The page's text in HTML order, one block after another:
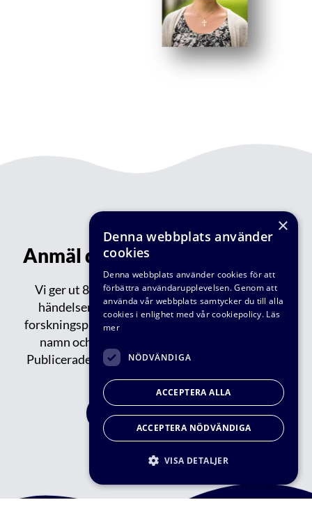
Anmäl dig till vårt nyhetsbrev!
Vi ger ut 8-9 nyhetsbrev varje år med aktuella
händelser inom VA-teknik Södra: reportage,
forskningsprojekt, publikationer, events, nytt om
namn och tips om spännande saker på gång.
Publicerade/tidigare nyhetsbrev kan du läsa
FÅ VÅRT NYHETBREV
×
Denna webbplats använder
cookies
Denna webbplats använder cookies för att
förbättra användarupplevelsen. Genom att
använda vår webbplats samtycker du till alla
cookies i enlighet med vår cookiepolicy. Läs
mer
NÖDVÄNDIGA
ACCEPTERA ALLA
ACCEPTERA NÖDVÄNDIGA
VISA DETALJER